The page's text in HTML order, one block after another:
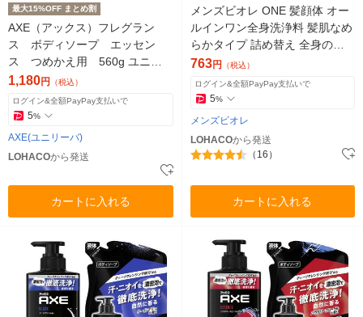
最大15%OFF まとめ割
AXE（アックス）フレグラン
ス ボディソープ エッセン
ス つめかえ用 560g ユニリ
ーバ 液体タイプ
1,180円 （税込）
ログイン&全額PayPay支払いで
5%
AXE(ユニリーバ)
LOHACOから発送
カートに入れる
メンズビオレ ONE 髪顔体 オー
ルインワン全身洗浄料 髪肌なめ
らかタイプ 詰め替え 全身のケ
アこれ１本！
763円 （税込）
ログイン&全額PayPay支払いで
5%
メンズビオレ
LOHACOから発送
（16）
カートに入れる